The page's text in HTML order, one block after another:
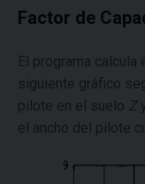
Factor de
El programa calcula
siguiente gráfico
pilote en el suelo Z
el ancho del pilote